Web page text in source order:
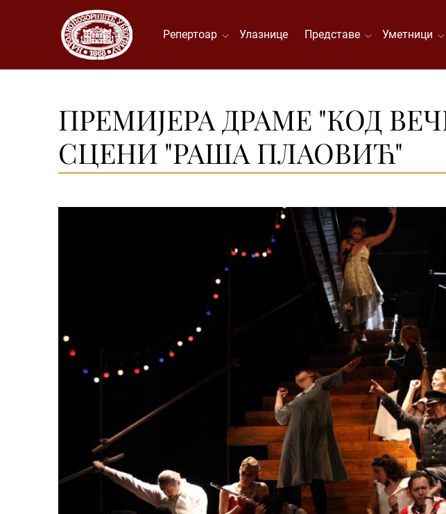
Репертоар Улазнице Представе Уметници
ПРЕМИЈЕРА ДРАМЕ "КОД
СЦЕНИ "РАША ПЛАОВИЋ"